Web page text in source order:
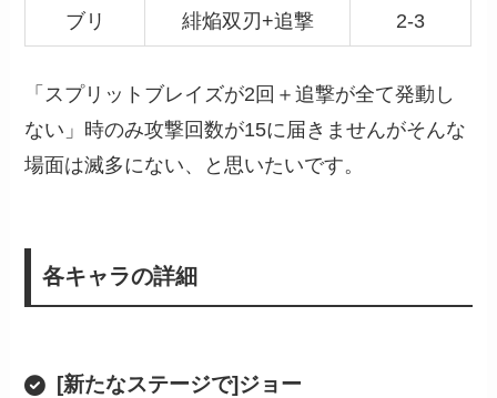
ブリ 緋焔双刃+追撃 2-3
「スプリットブレイズが2回＋追撃が全て発動し
ない」時のみ攻撃回数が15に届きませんがそんな
場面は滅多にない、と思いたいです。
各キャラの詳細
[新たなステージで]ジョー